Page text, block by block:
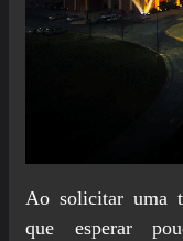
Ao solicitar uma
que esperar